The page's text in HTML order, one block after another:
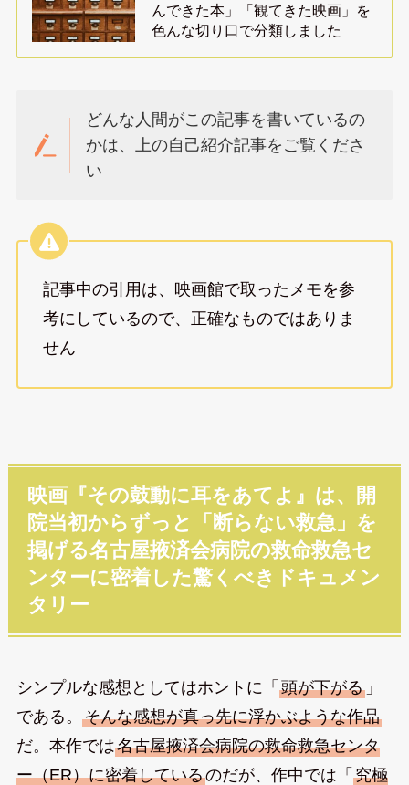
んできた本」「観てきた映画」を
色んな切り口で分類しました
どんな人間がこの記事を書いているの
かは、上の自己紹介記事をご覧くださ
い
記事中の引用は、映画館で取ったメモを参
考にしているので、正確なものではありま
せん
映画『その鼓動に耳をあてよ』は、開
院当初からずっと「断らない救急」を
掲げる名古屋掖済会病院の救命救急セ
ンターに密着した驚くべきドキュメン
タリー
シンプルな感想としてはホントに「 頭が下がる」
である。 そんな感想が真っ先に浮かぶような作品
だ。本作では名古屋掖済会病院の救命救急センタ
ー（ER）に密着しているのだが、作中では「 究極